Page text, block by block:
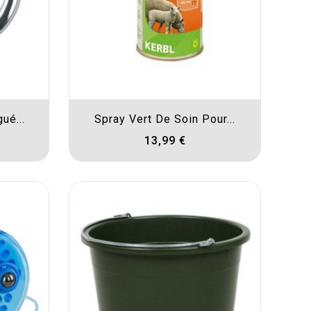
Spray Vert De Soin Pour...
13,99 €